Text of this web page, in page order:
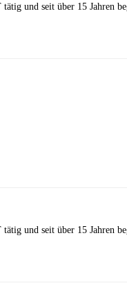
und seit über 15 Jahren
und seit über 15 Jahren